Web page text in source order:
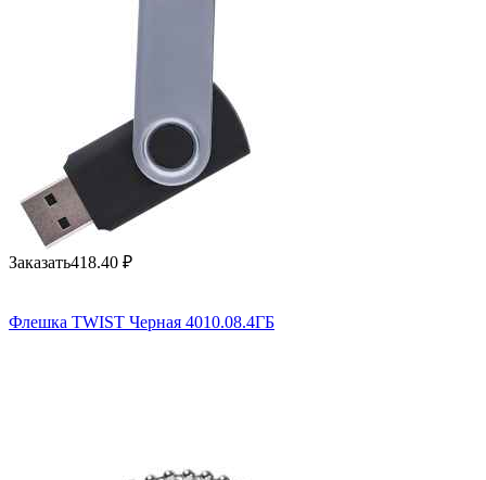
Заказать418.40 ₽
Флешка TWIST Черная 4010.08.4ГБ